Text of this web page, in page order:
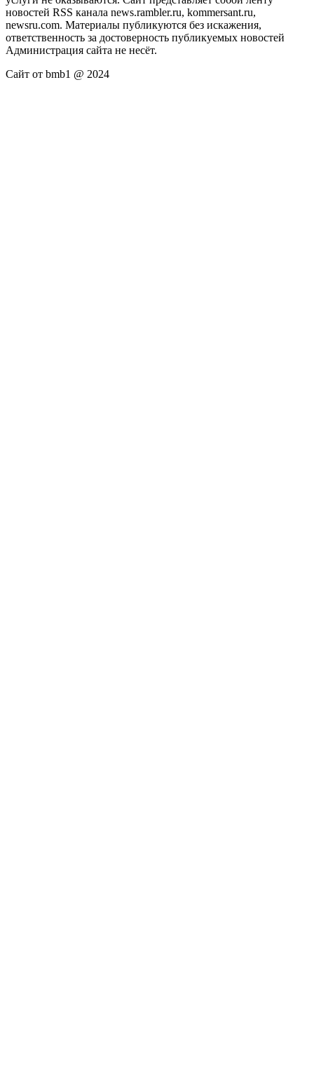
новостей RSS канала news.rambler.ru, kommersant.ru,
newsru.com. Материалы публикуются без искажения,
ответственность за достоверность публикуемых новостей
Администрация сайта не несёт.
Сайт от bmb1 @ 2024